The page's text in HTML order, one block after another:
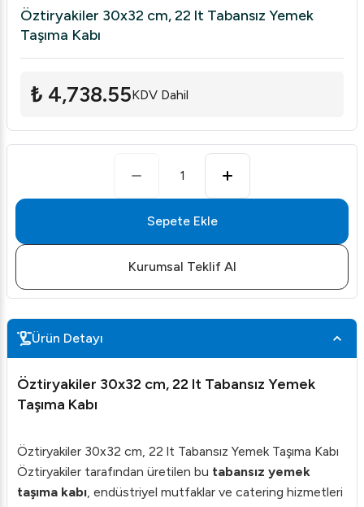
Öztiryakiler 30x32 cm, 22 lt Tabansız Yemek
Taşıma Kabı
₺ 4,738.55KDV Dahil
1
Sepete Ekle
Kurumsal Teklif Al
Ürün Detayı
Öztiryakiler 30x32 cm, 22 lt Tabansız Yemek
Taşıma Kabı
Öztiryakiler 30x32 cm, 22 lt Tabansız Yemek Taşıma Kabı
Öztiryakiler tarafından üretilen bu tabansız yemek
taşıma kabı, endüstriyel mutfaklar ve catering hizmetleri